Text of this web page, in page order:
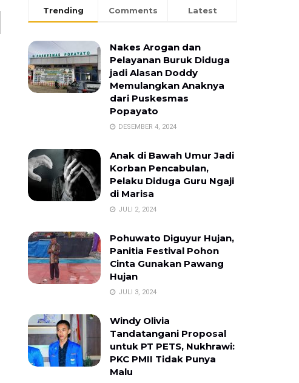
Trending Comments Latest
Nakes Arogan dan
Pelayanan Buruk Diduga
jadi Alasan Doddy
Memulangkan Anaknya
dari Puskesmas
Popayato
DESEMBER 4, 2024
Anak di Bawah Umur Jadi
Korban Pencabulan,
Pelaku Diduga Guru Ngaji
di Marisa
JULI 2, 2024
Pohuwato Diguyur Hujan,
Panitia Festival Pohon
Cinta Gunakan Pawang
Hujan
JULI 3, 2024
Windy Olivia
Tandatangani Proposal
untuk PT PETS, Nukhrawi:
PKC PMII Tidak Punya
Malu